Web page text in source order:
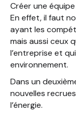
Créer une
En effet, il faut
ayant les
mais aussi ceux
l’entreprise et
environnement.
Dans un
nouvelles
l’énergie.